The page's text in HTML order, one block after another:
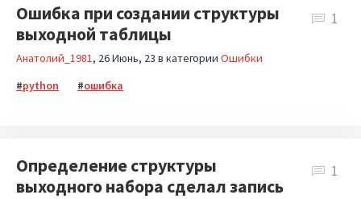
1
Ошибка при создании структуры
выходной таблицы
Анатолий_1981 26 Июнь, 23 в категории Ошибки
python
ошибка
1
Определение структуры
выходного набора сделал запись